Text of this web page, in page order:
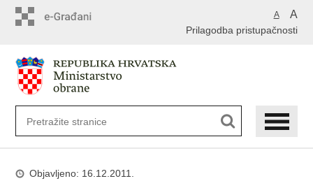
A A
Prilagodba pristupačnosti
Objavljeno: 16.12.2011.